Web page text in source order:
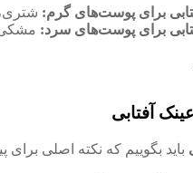
برای پوست‌های گرم:
برای پوست‌های سرد:
باید بگوییم که نکته اصلی